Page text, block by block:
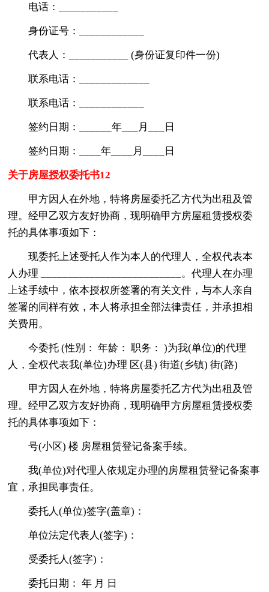
电话：___________
身份证号：____________
代表人：___________ (身份证复印件一份)
联系电话：_____________
联系电话：____________
签约日期：______年___月___日
签约日期：____年____月____日
关于房屋授权委托书12
甲方因人在外地，特将房屋委托乙方代为出租及管
理。经甲乙双方友好协商，现明确甲方房屋租赁授权委
托的具体事项如下：
现委托上述受托人作为本人的代理人，全权代表本
人办理 __________________________。代理人在办理
上述手续中，依本授权所签署的有关文件，与本人亲自
签署的同样有效，本人将承担全部法律责任，并承担相
关费用。
今委托 (性别： 年龄： 职务： )为我(单位)的代理
人，全权代表我(单位)办理 区(县) 街道(乡镇) 街(路)
甲方因人在外地，特将房屋委托乙方代为出租及管
理。经甲乙双方友好协商，现明确甲方房屋租赁授权委
托的具体事项如下：
号(小区) 楼 房屋租赁登记备案手续。
我(单位)对代理人依规定办理的房屋租赁登记备案事
宜，承担民事责任。
委托人(单位)签字(盖章)：
单位法定代表人(签字)：
受委托人(签字)：
委托日期： 年 月 日